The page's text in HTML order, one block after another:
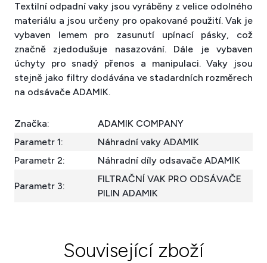
Textilní odpadní vaky jsou vyráběny z velice odolného
materiálu a jsou určeny pro opakované použití. Vak je
vybaven lemem pro zasunutí upínací pásky, což
značně zjedodušuje nasazování. Dále je vybaven
úchyty pro snadý přenos a manipulaci. Vaky jsou
stejně jako filtry dodávána ve stadardních rozměrech
na odsávače ADAMIK.
Značka:
ADAMIK COMPANY
Parametr 1:
Náhradní vaky ADAMIK
Parametr 2:
Náhradní díly odsavače ADAMIK
Parametr 3:
FILTRAČNÍ VAK PRO ODSÁVAČE
PILIN ADAMIK
Související zboží